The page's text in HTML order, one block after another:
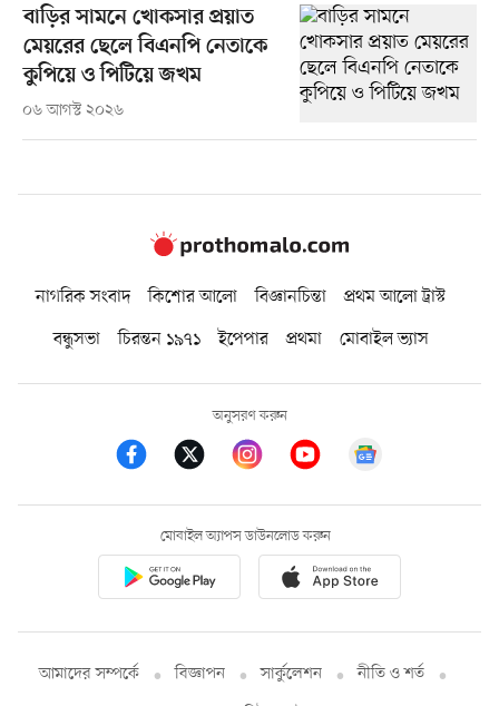
বাড়ির সামনে খোকসার প্রয়াত
মেয়রের ছেলে বিএনপি নেতাকে
কুপিয়ে ও পিটিয়ে জখম
০৬ আগস্ট ২০২৬
নাগরিক সংবাদ কিশোর আলো বিজ্ঞানচিন্তা
প্রথম আলো ট্রাস্ট
বন্ধুসভা
চিরন্তন ১৯৭১ ইপেপার প্রথমা মোবাইল ভ্যাস
অনুসরণ করুন
মোবাইল অ্যাপস ডাউনলোড করুন
আমাদের সম্পর্কে বিজ্ঞাপন সার্কুলেশন
নীতি ও শর্ত